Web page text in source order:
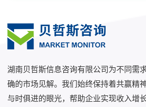
湖南贝哲斯信息咨询有限公司为不同需
确的市场见解。我们始终保持着共赢精
与时俱进的眼光，帮助企业实现收入增